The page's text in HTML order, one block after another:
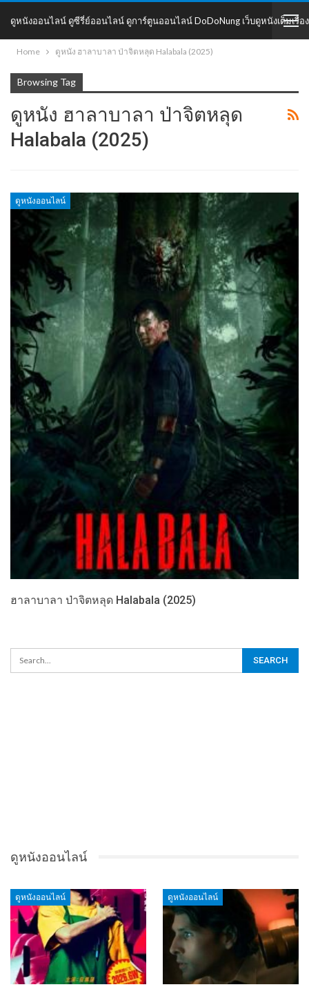
ดูหนังออนไลน์ ดูซีรี่ย์ออนไลน์ ดูการ์ตูนออนไลน์ DoDoNung เว็บดูหนังเต็มเรื่อง
DoDoNung
Home ดูหนัง ฮาลาบาลา ป่าจิตหลุด Halabala (2025)
Browsing Tag
ดูหนัง ฮาลาบาลา ป่าจิตหลุด
Halabala (2025)
ดูหนังออนไลน์
ฮาลาบาลา ป่าจิตหลุด Halabala (2025)
ดูหนังออนไลน์
ดูหนังออนไลน์ ดูหนังออนไลน์